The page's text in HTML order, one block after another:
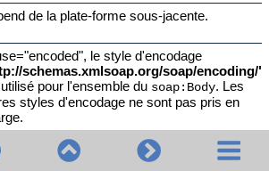
de la plate-forme sous-jacente.
le style d'encodage
schemas.xmlsoap.org/soap/encoding/"
pour l'ensemble du soap:Body. Les
styles d'encodage ne sont pas pris en
encodingStyle
est ignoré dans les
(section 4.1.1 de la spécification